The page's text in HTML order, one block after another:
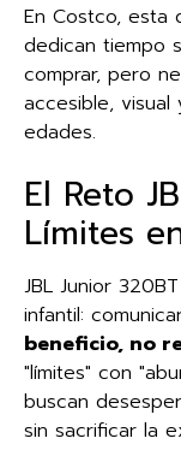
En Costco, esta
dedican tiempo
comprar, pero
accesible,
edades.
El Reto
Límites
JBL Junior
infantil:
beneficio, no
"límites" con
buscan
sin sacrificar la